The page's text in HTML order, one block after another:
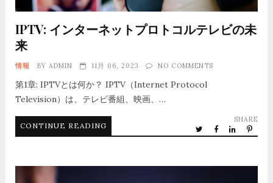
IPTV: インターネットプロトコルテレビの未
来
情報 BY ADMIN 11月 06, 2023 NO COMMENTS
第1章: IPTVとは何か？ IPTV（Internet Protocol
Television）は、テレビ番組、映画、…
CONTINUE READING
SHARE